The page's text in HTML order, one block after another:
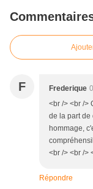
F Frederique
<br /> <br />
de la part de
hommage,
<br /> <br />
Répondre